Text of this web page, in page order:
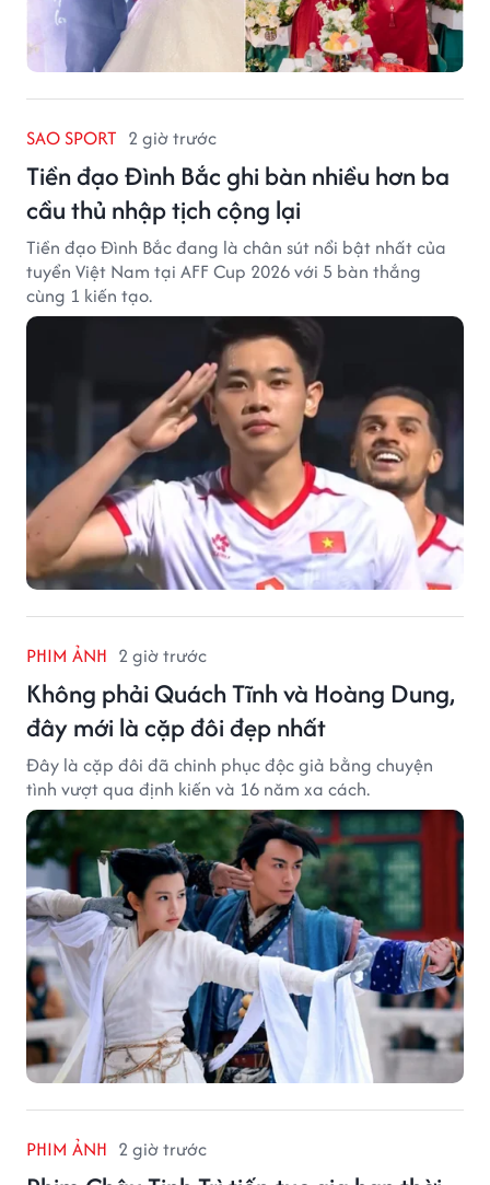
SAO SPORT 2 giờ trước
Tiền đạo Đình Bắc ghi bàn nhiều hơn ba
cầu thủ nhập tịch cộng lại
Tiền đạo Đình Bắc đang là chân sút nổi bật nhất của
tuyển Việt Nam tại AFF Cup 2026 với 5 bàn thắng
cùng 1 kiến tạo.
PHIM ẢNH 2 giờ trước
Không phải Quách Tĩnh và Hoàng Dung,
đây mới là cặp đôi đẹp nhất
Đây là cặp đôi đã chinh phục độc giả bằng chuyện
tình vượt qua định kiến và 16 năm xa cách.
PHIM ẢNH 2 giờ trước